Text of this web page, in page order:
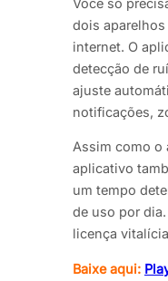
dois
internet. O
detecção de
ajuste
notificações,
Assim como o
aplicativo
um tempo
de uso por
licença
Baixe aqui: